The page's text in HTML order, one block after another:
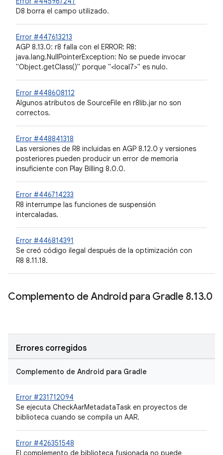
D8 borra el campo utilizado.
Error #447613213
AGP 8.13.0: r8 falla con el ERROR: R8:
java.lang.NullPointerException: No se puede invocar
"Object.getClass()" porque "<local7>" es nulo.
Error #448608112
Algunos atributos de SourceFile en r8lib.jar no son
correctos.
Error #448841318
Las versiones de R8 incluidas en AGP 8.12.0 y versiones
posteriores pueden producir un error de memoria
insuficiente con Play Billing 8.0.0.
Error #446714233
R8 interrumpe las funciones de suspensión
intercaladas.
Error #446814391
Se creó código ilegal después de la optimización con
R8 8.11.18.
Complemento de Android para Gradle 8.13.0
Errores corregidos
Complemento de Android para Gradle
Error #231712094
Se ejecuta CheckAarMetadataTask en proyectos de
biblioteca cuando se compila un AAR.
Error #426351548
El complemento de biblioteca fusionada no puede